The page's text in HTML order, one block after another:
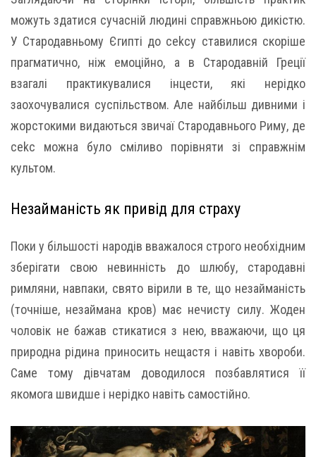
можуть здатися сучасній людині справжньою дикістю.
У Стародавньому Єгипті до сеkсу ставилися скоріше
прагматично, ніж емоційно, а в Стародавній Греції
взагалі практикувалися інцести, які нерідко
заохочувалися суспільством. Але найбільш дивними і
жорстокими видаються звичаї Стародавнього Риму, де
сеkс можна було сміливо порівняти зі справжнім
культом.
Незайманість як привід для страху
Поки у більшості народів вважалося строго необхідним
зберігати свою невинність до шлюбу, стародавні
римляни, навпаки, свято вірили в те, що незайманість
(точніше, незаймана кров) має нечисту силу. Жоден
чоловік не бажав стикатися з нею, вважаючи, що ця
природна рідина приносить нещастя і навіть хвороби.
Саме тому дівчатам доводилося позбавлятися її
якомога швидше і нерідко навіть самостійно.